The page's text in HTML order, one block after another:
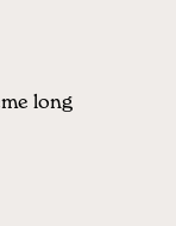
long